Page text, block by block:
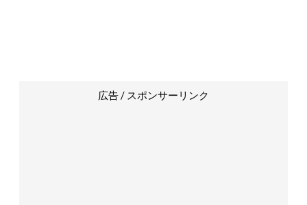
広告 / スポンサーリンク